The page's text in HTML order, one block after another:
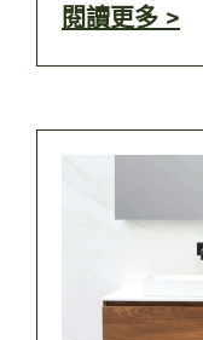
閱讀更多 >